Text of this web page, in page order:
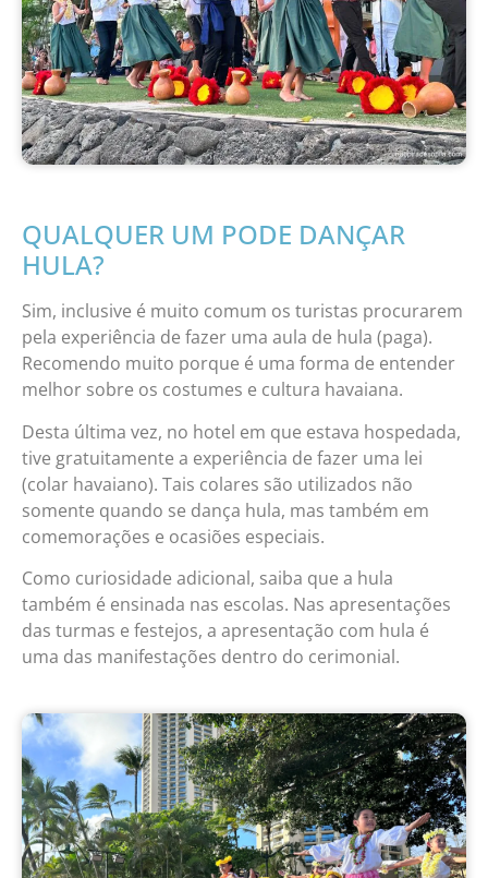
QUALQUER UM PODE DANÇAR
HULA?
Sim, inclusive é muito comum os turistas procurarem
pela experiência de fazer uma aula de hula (paga).
Recomendo muito porque é uma forma de entender
melhor sobre os costumes e cultura havaiana.
Desta última vez, no hotel em que estava hospedada,
tive gratuitamente a experiência de fazer uma lei
(colar havaiano). Tais colares são utilizados não
somente quando se dança hula, mas também em
comemorações e ocasiões especiais.
Como curiosidade adicional, saiba que a hula
também é ensinada nas escolas. Nas apresentações
das turmas e festejos, a apresentação com hula é
uma das manifestações dentro do cerimonial.